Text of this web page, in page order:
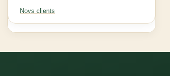
Novs clients